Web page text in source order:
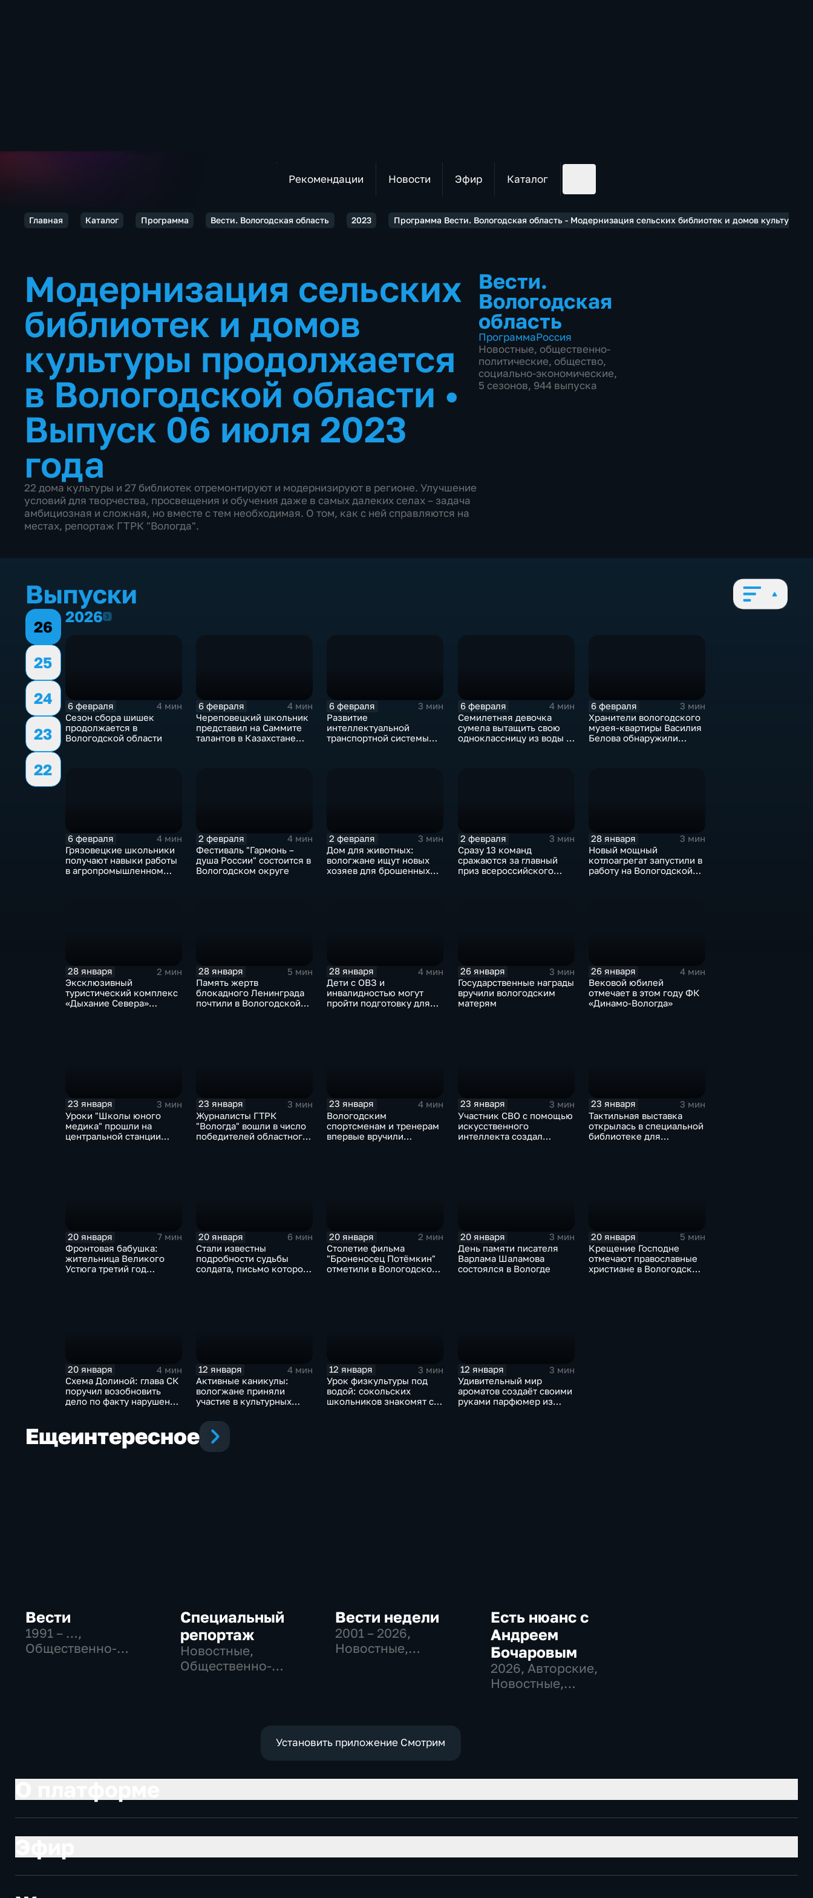
Рекомендации Новости Эфир Каталог
Главная Каталог Программа Вести. Вологодская область 2023 Программа Вести. Вологодская область - Модернизация сельских библиотек и домов культуры
Модернизация сельских
библиотек и домов
культуры продолжается
в Вологодской области •
Выпуск 06 июля 2023
года
22 дома культуры и 27 библиотек отремонтируют и модернизируют в регионе. Улучшение
условий для творчества, просвещения и обучения даже в самых далеких селах – задача
амбициозная и сложная, но вместе с тем необходимая. О том, как с ней справляются на
местах, репортаж ГТРК "Вологда".
Вести.
Вологодская
область
ПрограммаРоссия
Новостные, общественно-
политические, общество,
социально-экономические,
5 сезонов, 944 выпуска
Выпуски
26
25
24
23
22
20262026
6 февраля
4 мин
Сезон сбора шишек
продолжается в
Вологодской области
6 февраля
4 мин
Череповецкий школьник
представил на Саммите
талантов в Казахстане
6 февраля
3 мин
Развитие
интеллектуальной
транспортной системы
6 февраля
4 мин
Семилетняя девочка
сумела вытащить свою
одноклассницу из воды в
6 февраля
3 мин
Хранители вологодского
музея-квартиры Василия
Белова обнаружили
6 февраля
4 мин
Грязовецкие школьники
получают навыки работы
в агропромышленном
2 февраля
4 мин
Фестиваль "Гармонь –
душа России" состоится в
Вологодском округе
2 февраля
3 мин
Дом для животных:
вологжане ищут новых
хозяев для брошенных
2 февраля
3 мин
Сразу 13 команд
сражаются за главный
приз всероссийского
28 января
3 мин
Новый мощный
котлоагрегат запустили в
работу на Вологодской
28 января
2 мин
Эксклюзивный
туристический комплекс
«Дыхание Севера»
28 января
5 мин
Память жертв
блокадного Ленинграда
почтили в Вологодской
28 января
4 мин
Дети с ОВЗ и
инвалидностью могут
пройти подготовку для
26 января
3 мин
Государственные награды
вручили вологодским
матерям
26 января
4 мин
Вековой юбилей
отмечает в этом году ФК
«Динамо-Вологда»
23 января
3 мин
Уроки "Школы юного
медика" прошли на
центральной станции
23 января
3 мин
Журналисты ГТРК
"Вологда" вошли в число
победителей областного
23 января
4 мин
Вологодским
спортсменам и тренерам
впервые вручили
23 января
3 мин
Участник СВО с помощью
искусственного
интеллекта создал
23 января
3 мин
Тактильная выставка
открылась в специальной
библиотеке для
20 января
7 мин
Фронтовая бабушка:
жительница Великого
Устюга третий год
20 января
6 мин
Стали известны
подробности судьбы
солдата, письмо которого
20 января
2 мин
Столетие фильма
"Броненосец Потёмкин"
отметили в Вологодской
20 января
3 мин
День памяти писателя
Варлама Шаламова
состоялся в Вологде
20 января
5 мин
Крещение Господне
отмечают православные
христиане в Вологодской
20 января
4 мин
Схема Долиной: глава СК
поручил возобновить
дело по факту нарушения
12 января
4 мин
Активные каникулы:
вологжане приняли
участие в культурных
12 января
3 мин
Урок физкультуры под
водой: сокольских
школьников знакомят с
12 января
3 мин
Удивительный мир
ароматов создаёт своими
руками парфюмер из
Ещеинтересное
Вести
1991 – …,
Общественно-
Специальный
репортаж
Новостные,
Общественно-
Вести недели
2001 – 2026,
Новостные,
Есть нюанс с
Андреем
Бочаровым
2026, Авторские,
Новостные,
Установить приложение Смотрим